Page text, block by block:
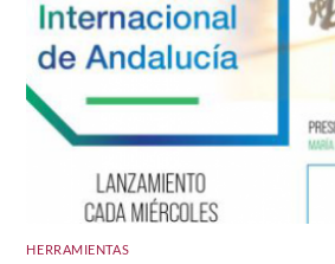
HERRAMIENTAS